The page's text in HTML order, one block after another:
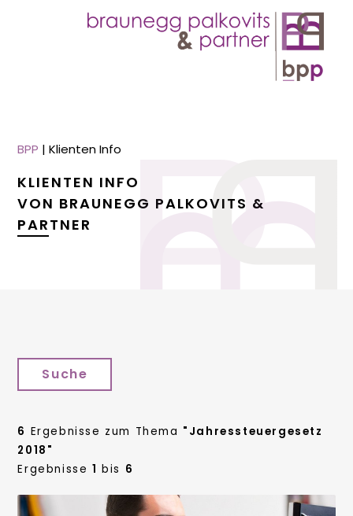
BPP |Klienten Info
KLIENTEN INFO
VON BRAUNEGG PALKOVITS &
PARTNER
Suche
6 Ergebnisse zum Thema "Jahressteuergesetz
2018"
Ergebnisse 1 bis 6